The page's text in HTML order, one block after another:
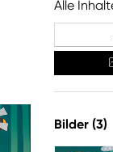
Alle
Bilder (3)